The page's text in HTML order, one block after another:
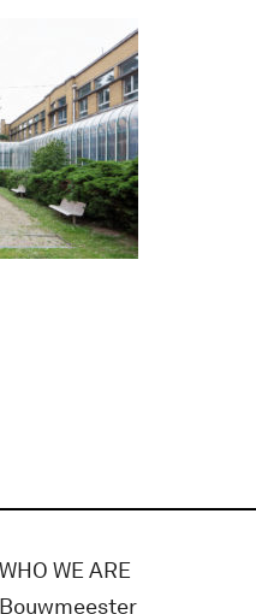
WHO WE ARE
Bouwmeester